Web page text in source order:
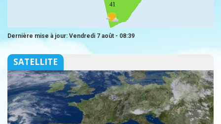
41
Dernière mise à jour: Vendredi 7 août - 08:39
SATELLITE